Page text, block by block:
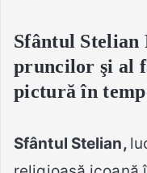
Sfântul
pruncilor şi al
pictură în
Sfântul Stelian,